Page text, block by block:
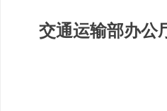
交通运输部办公